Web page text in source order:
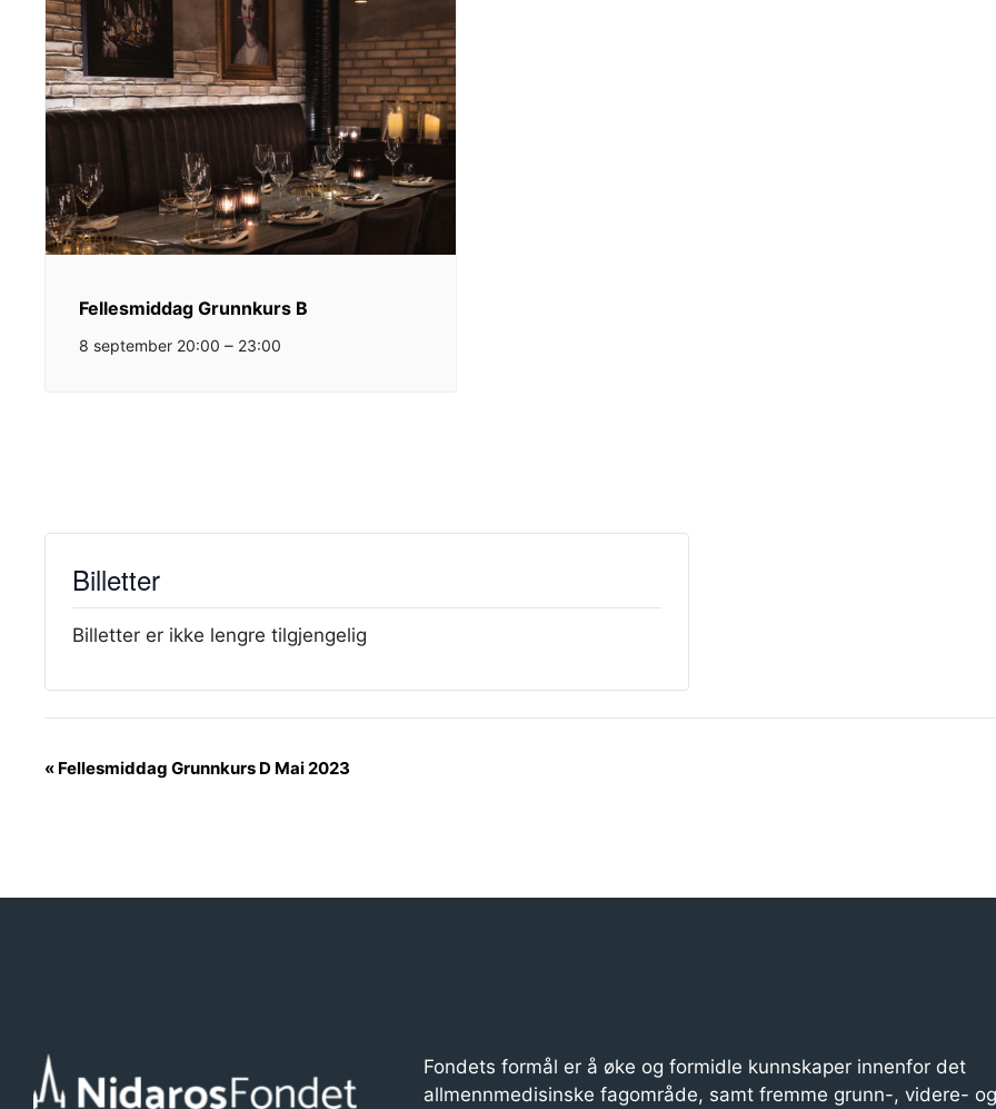
Fellesmiddag Grunnkurs B
8 september 20:00 – 23:00
Billetter
Billetter er ikke lengre tilgjengelig
A
e
« Fellesmiddag Grunnkurs D Mai 2023
Fondets formål er å øke og formidle kunnskaper innenfor det
allmennmedisinske fagområde, samt fremme grunn-, videre- og